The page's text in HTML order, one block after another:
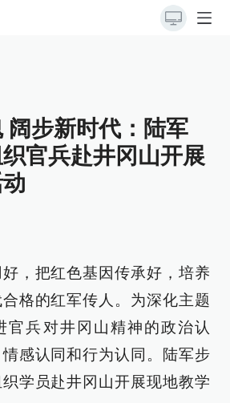
阔步新时代：陆军
官兵赴井冈山开展
，把红色基因传承好，培养
格的红军传人。为深化主题
官兵对井冈山精神的政治认
感认同和行为认同。陆军步
学员赴井冈山开展现地教学